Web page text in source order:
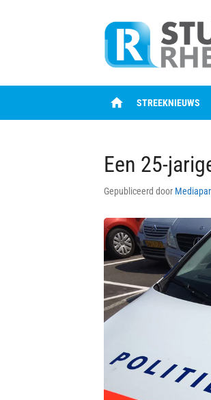
home STREEKNIEUWS
Een 25-
Gepubliceerd door